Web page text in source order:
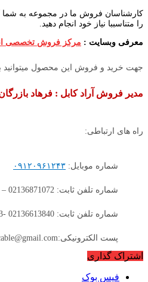
کارشناسان فروش ما در مجموعه به شما
را متناسببا نیاز خود انجام دهید.
معرفی وبسایت : مرکز فروش تخصصی
جهت خرید و فروش این محصول میتوانید با
مدیر فروش آراد کابل : فرهاد
راه های ارتباطی:
شماره موبایل: ۰۹۱۲۰۹۶۱۲۴۳
شماره تلفن ثابت: 02136871072 – 02136871294
شماره تلفن ثابت: 02136613840 -02133911013
پست الکترونیکی:aradcable@gmail.com
اشتراک گذاری
فیس بوک